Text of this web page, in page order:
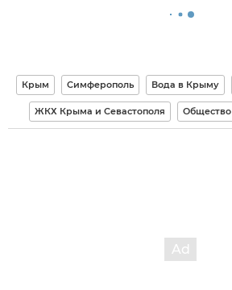
Крым Симферополь Вода в Крыму
ЖКХ Крыма и Севастополя Общество